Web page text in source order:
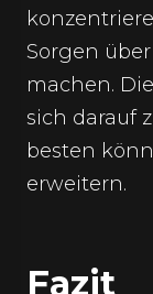
Sorgen
machen.
sich darauf
besten
erweitern.
Fazit